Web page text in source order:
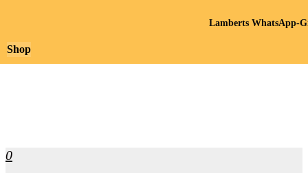
0
Shop
Lamberts WhatsApp-